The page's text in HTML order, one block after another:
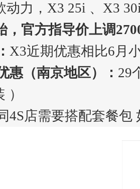
动力，X3 25i 、X3
，官方指导价上调
X3近期优惠相比6月
惠（南京地区）： 29
）
4S店需要搭配套餐包